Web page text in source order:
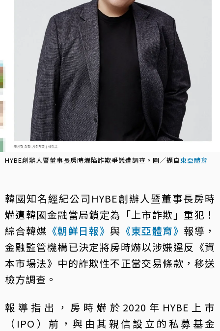
HYBE創辦人暨董事長房時爀陷詐欺爭議遭調查。圖／擷自東亞體育
韓國知名經紀公司HYBE創辦人暨董事長房時
爀遭韓國金融當局鎖定為「上市詐欺」重犯！
綜合韓媒 《朝鮮日報》與 《東亞體育》 報導，
金融監管機構已決定將房時爀以涉嫌違反《資
本市場法》中的詐欺性不正當交易條款，移送
檢方調查。
報導指出，房時爀於2020年HYBE上市
（IPO）前，與由其親信設立的私募基金